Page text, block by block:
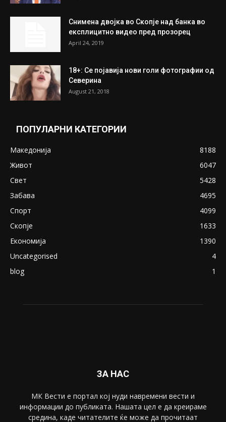
Снимена двојка во Скопје над банка во
експлицитно видео пред прозорец
April 24, 2019
18+: Се појавија нови голи фотографии од
Северина
August 21, 2018
ПОПУЛАРНИ КАТЕГОРИИ
Македонија
8188
Живот
6047
Свет
5428
Забава
4695
Спорт
4099
Скопје
1633
Економија
1390
Uncategorised
4
blog
1
ЗА НАС
МК Вести е портал коj нуди навремени вести и
информации до публиката. Нашата цел е да креираме
средина, каде читателите ќе може да прочитаат